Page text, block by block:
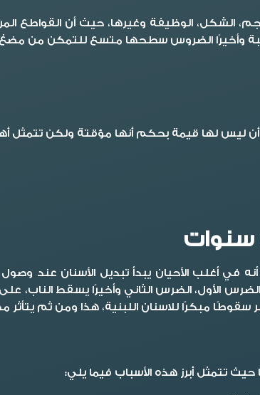
الشكل، الوظيفة وغيرها، حيث أن
وأخيرًا الضروس سطحها متسع للتمكن من
ليس لها قيمة بحكم أنها مؤقتة ولكن تتمثل
سنوات
بشأن تبديل الأسنان عند سن 5 سنوات نجد أنه في أغلب الأحيان
الأول، الضرس الثاني وأخيرًا يسقط الناب،
تتمثل أبرز هذه الأسباب فيما يلي: